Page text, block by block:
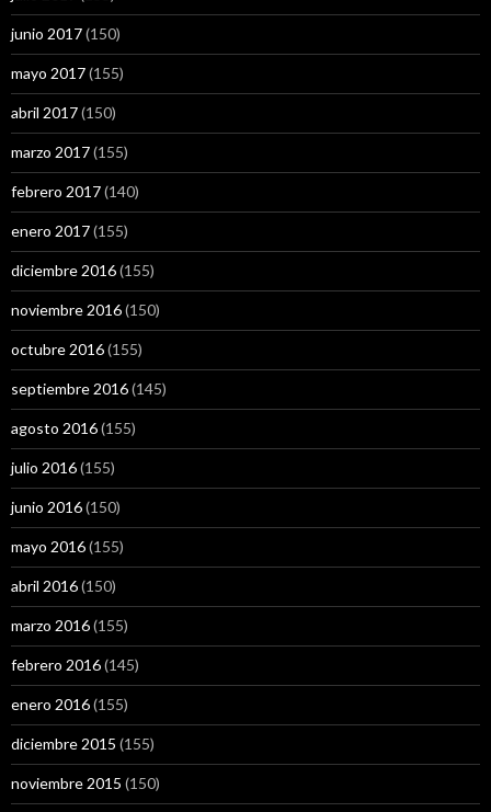
junio 2017(150)
mayo 2017(155)
abril 2017(150)
marzo 2017(155)
febrero 2017(140)
enero 2017(155)
diciembre 2016(155)
noviembre 2016(150)
octubre 2016(155)
septiembre 2016(145)
agosto 2016(155)
julio 2016(155)
junio 2016(150)
mayo 2016(155)
abril 2016(150)
marzo 2016(155)
febrero 2016(145)
enero 2016(155)
diciembre 2015 (155)
noviembre 2015 (150)